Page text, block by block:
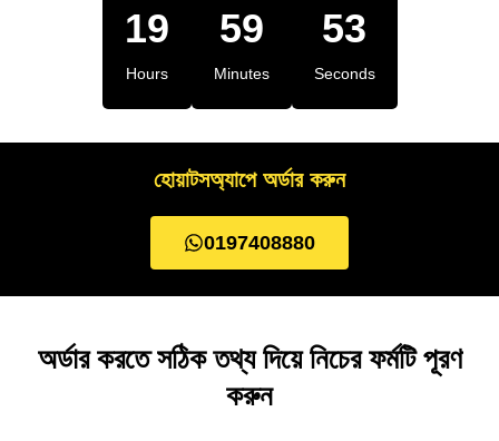
19
Hours
59
Minutes
52
Seconds
হোয়াটসঅ্যাপে অর্ডার করুন
0197408880
অর্ডার করতে সঠিক তথ্য দিয়ে নিচের ফর্মটি পূরণ
করুন